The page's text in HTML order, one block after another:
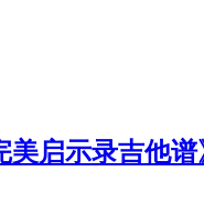
美启示录吉他